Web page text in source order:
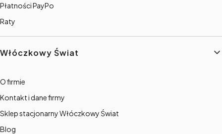
Płatności PayPo
Raty
Włóczkowy Świat
O firmie
Kontakt i dane firmy
Sklep stacjonarny Włóczkowy Świat
Blog